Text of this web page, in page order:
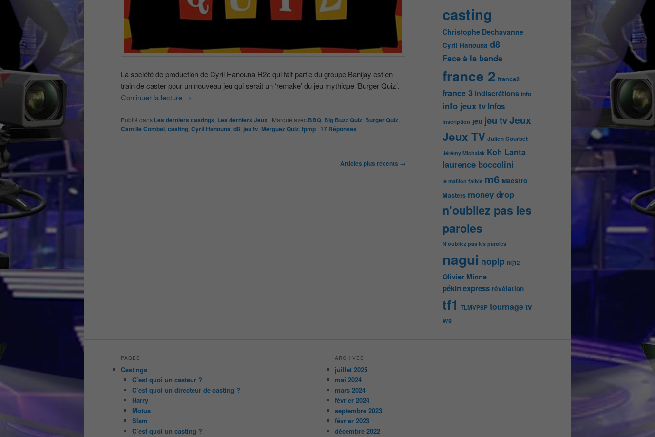
La société de production de Cyril Hanouna H2o qui fait partie du groupe Banijay est en
train de caster pour un nouveau jeu qui serait un ‘remake’ du jeu mythique ‘Burger Quiz’.
Continuer la lecture →
Publié dans Les derniers castings Les derniers Jeux | Marqué avec BBQ Big Buzz Quiz Burger Quiz
Camille Combal casting Cyril Hanouna d8 jeu tv Merguez Quiz tpmp | 17 Réponses
Articles plus récents →
casting
Christophe Dechavanne
Cyril Hanouna d8
Face à la bande
france 2 france2
france 3 indiscrétions info
info jeux tv Infos
Inscription jeu jeu tvJeux
Jeux TV Julien Courbet
Jérémy Michalak Koh Lanta
laurence boccolini
le maillon faible m6 Maestro
Masters money drop
n'oubliez pas les
paroles
N'oubliez pas les paroles
nagui noplp nrj12
Olivier Minne
pékin express révélation
tf1 TLMVPSP tournagetv
W9
PAGES
Castings
C’est quoi un casteur ?
C’est quoi un directeur de casting ?
Harry
Motus
Slam
C’est quoi un casting ?
ARCHIVES
juillet 2025
mai 2024
mars 2024
février 2024
septembre 2023
février 2023
décembre 2022